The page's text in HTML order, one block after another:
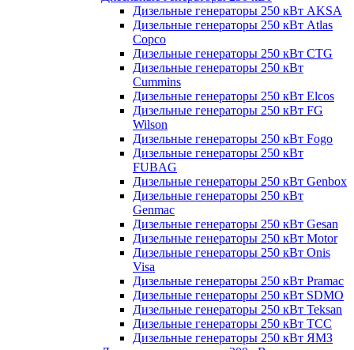
Дизельные генераторы 250 кВт AKSA
Дизельные генераторы 250 кВт Atlas
Copco
Дизельные генераторы 250 кВт CTG
Дизельные генераторы 250 кВт
Cummins
Дизельные генераторы 250 кВт Elcos
Дизельные генераторы 250 кВт FG
Wilson
Дизельные генераторы 250 кВт Fogo
Дизельные генераторы 250 кВт
FUBAG
Дизельные генераторы 250 кВт Genbox
Дизельные генераторы 250 кВт
Genmac
Дизельные генераторы 250 кВт Gesan
Дизельные генераторы 250 кВт Motor
Дизельные генераторы 250 кВт Onis
Visa
Дизельные генераторы 250 кВт Pramac
Дизельные генераторы 250 кВт SDMO
Дизельные генераторы 250 кВт Teksan
Дизельные генераторы 250 кВт ТСС
Дизельные генераторы 250 кВт ЯМЗ